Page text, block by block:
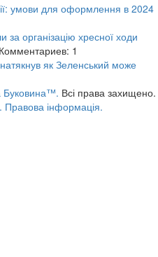
умови для оформлення в 2024
за організацію хресної ходи
1
як Зеленський може
Буковина™. Всі права захищено.
Правова інформація.